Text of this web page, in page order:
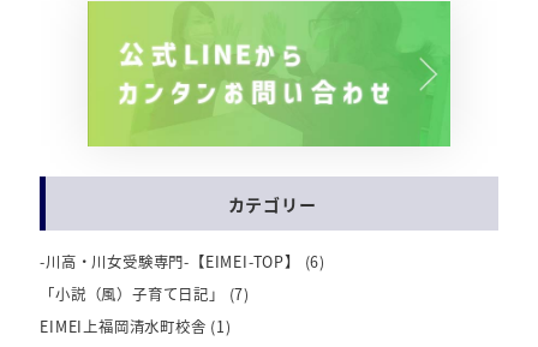
カテゴリー
-川高・川女受験専門-【EIMEI-TOP】
(6)
「小説（風）子育て日記」
(7)
EIMEI上福岡清水町校舎 (1)